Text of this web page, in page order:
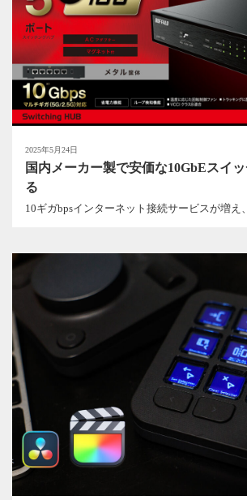
2025年5月24日
国内メーカー製で安価な10GbEスイ
る
10ギガbpsインターネット接続サービスが増え